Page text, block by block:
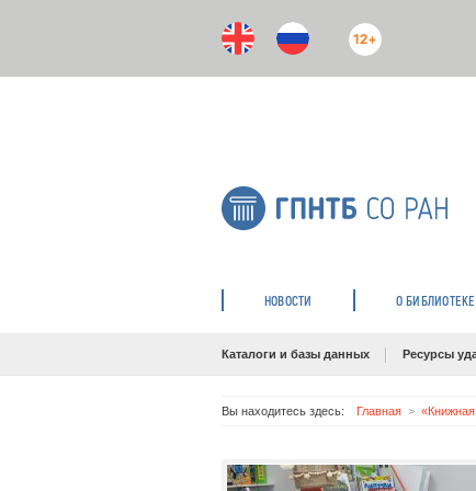
12+
НОВОСТИ О БИБЛИОТЕКЕ
Каталоги и базы данных Ресурсы
Вы находитесь здесь: Главная